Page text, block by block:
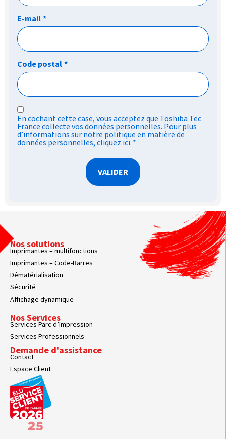
E-mail *
Code postal *
RGPD
*
En cochant cette case, vous acceptez que Toshiba Tec
France collecte vos données personnelles. Pour plus
d’informations sur notre politique en matière de
données personnelles, cliquez ici. *
Nos solutions
Imprimantes – multifonctions
Imprimantes – Code-Barres
Dématérialisation
Sécurité
Affichage dynamique
Nos Services
Services Parc d’Impression
Services Professionnels
Demande d'assistance
Contact
Espace Client